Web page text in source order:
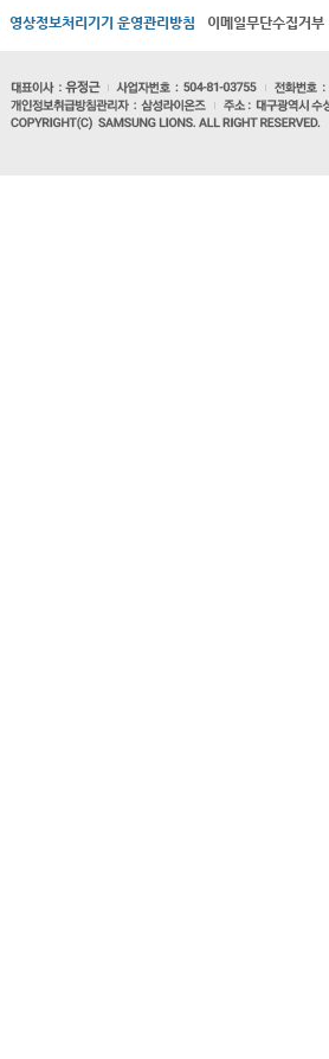
영상정보처리기기 운영관리방침 이메일무단수집거부